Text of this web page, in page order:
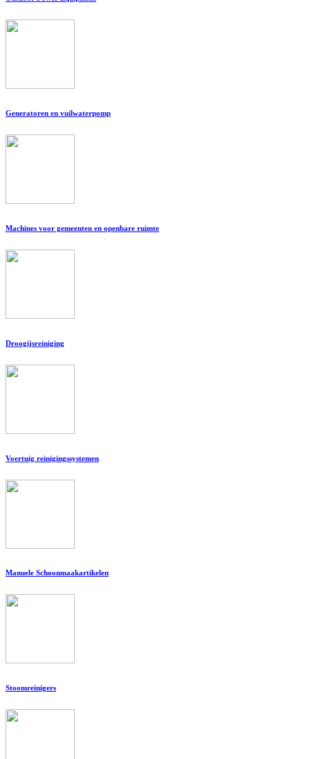
Generatoren en vuilwaterpomp
Machines voor gemeenten en openbare ruimte
Droogijsreiniging
Voertuig reinigingssystemen
Manuele Schoonmaakartikelen
Stoomreinigers